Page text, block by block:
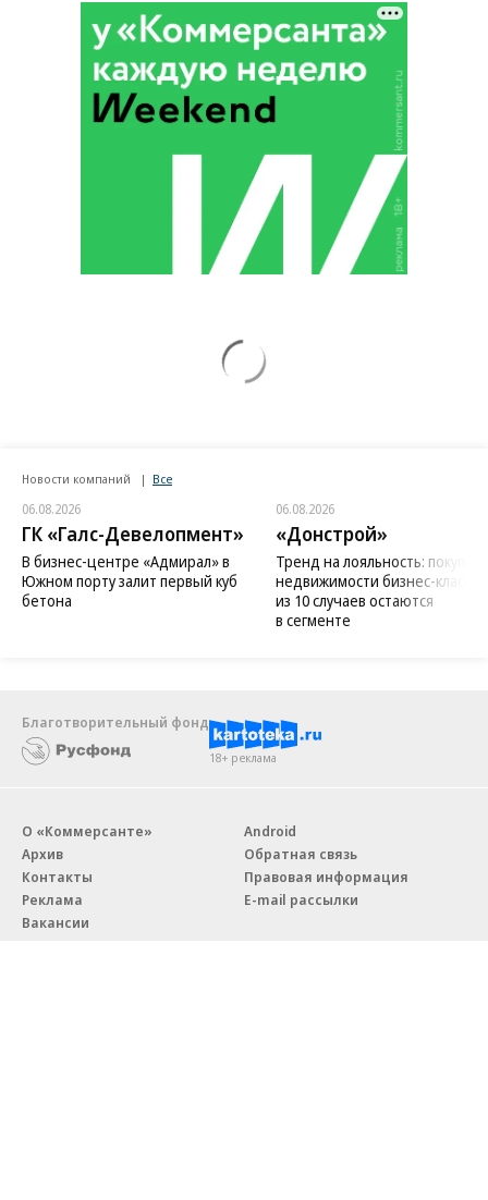
Новости партнеров
ВСУ точно получат десятки тысяч новых
солдат
Путин озвучил итоговый план СВО
Зеленский неожиданно высказался о
возвращении Крыма
Заставим раскаяться: союзник России
дал грозное обещание
Новости компаний
В бизнес-центре «Адмирал» в
Южном порту залит первый куб
бетона
Тренд на лояльность:
недвижимости бизнес-класса
из 10 случаев остаются
в сегменте